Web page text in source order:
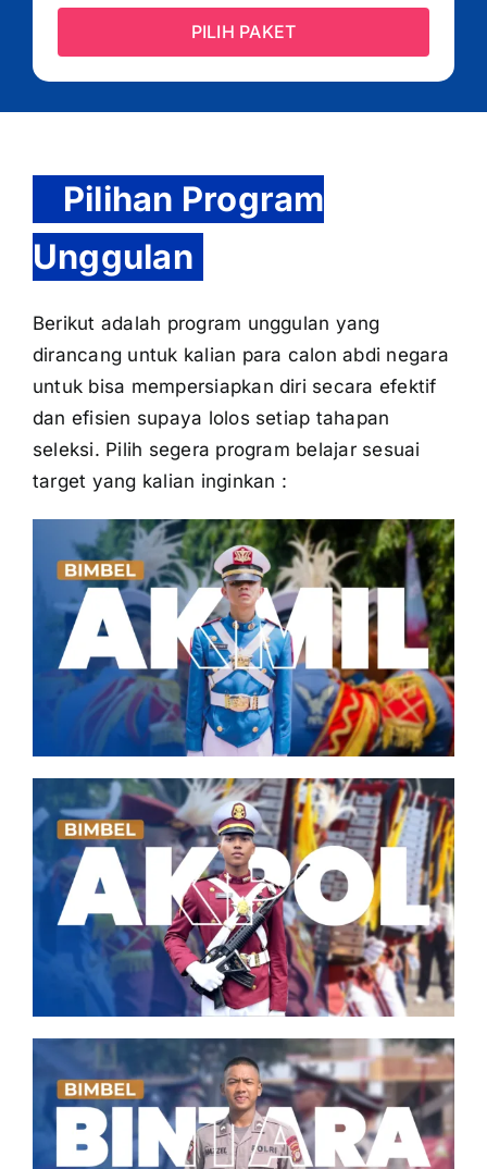
PILIH PAKET
Pilihan Program
Unggulan
Berikut adalah program unggulan yang
dirancang untuk kalian para calon abdi negara
untuk bisa mempersiapkan diri secara efektif
dan efisien supaya lolos setiap tahapan
seleksi. Pilih segera program belajar sesuai
target yang kalian inginkan :